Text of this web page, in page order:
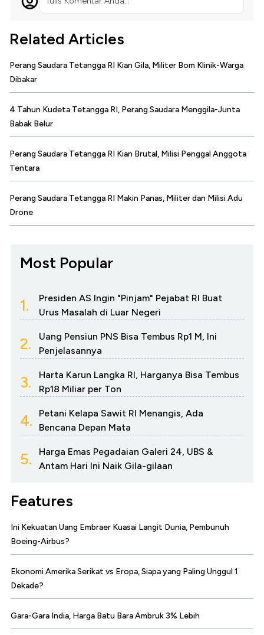
Related Articles
Perang Saudara Tetangga RI Kian Gila, Militer Bom Klinik-Warga
Dibakar
4 Tahun Kudeta Tetangga RI, Perang Saudara Menggila-Junta
Babak Belur
Perang Saudara Tetangga RI Kian Brutal, Milisi Penggal Anggota
Tentara
Perang Saudara Tetangga RI Makin Panas, Militer dan Milisi Adu
Drone
Most Popular
1.
Presiden AS Ingin "Pinjam" Pejabat RI Buat
Urus Masalah di Luar Negeri
2.
Uang Pensiun PNS Bisa Tembus Rp1 M, Ini
Penjelasannya
3.
Harta Karun Langka RI, Harganya Bisa Tembus
Rp18 Miliar per Ton
4.
Petani Kelapa Sawit RI Menangis, Ada
Bencana Depan Mata
5.
Harga Emas Pegadaian Galeri 24, UBS &
Antam Hari Ini Naik Gila-gilaan
Features
Ini Kekuatan Uang Embraer Kuasai Langit Dunia, Pembunuh
Boeing-Airbus?
Ekonomi Amerika Serikat vs Eropa, Siapa yang Paling Unggul 1
Dekade?
Gara-Gara India, Harga Batu Bara Ambruk 3% Lebih